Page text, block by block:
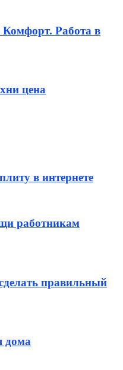
Комфорт. Работа в
цена
в интернете
работникам
правильный
дома